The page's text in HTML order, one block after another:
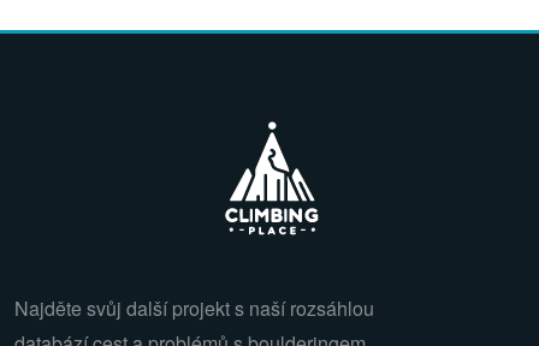
Najděte svůj další projekt s naší rozsáhlou